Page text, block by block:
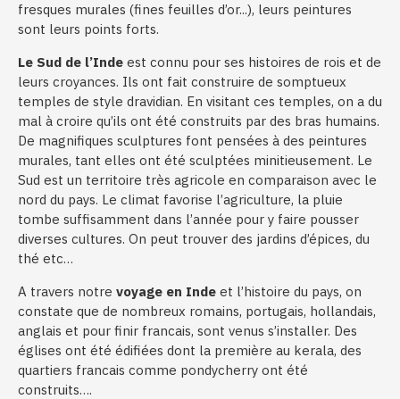
fresques murales (fines feuilles d’or...), leurs peintures
sont leurs points forts.
Le Sud de l’Inde est connu pour ses histoires de rois et de
leurs croyances. Ils ont fait construire de somptueux
temples de style dravidian. En visitant ces temples, on a du
mal à croire qu’ils ont été construits par des bras humains.
De magnifiques sculptures font pensées à des peintures
murales, tant elles ont été sculptées minitieusement. Le
Sud est un territoire très agricole en comparaison avec le
nord du pays. Le climat favorise l’agriculture, la pluie
tombe suffisamment dans l’année pour y faire pousser
diverses cultures. On peut trouver des jardins d’épices, du
thé etc…
A travers notre voyage en Inde et l’histoire du pays, on
constate que de nombreux romains, portugais, hollandais,
anglais et pour finir francais, sont venus s’installer. Des
églises ont été édifiées dont la première au kerala, des
quartiers francais comme pondycherry ont été
construits….